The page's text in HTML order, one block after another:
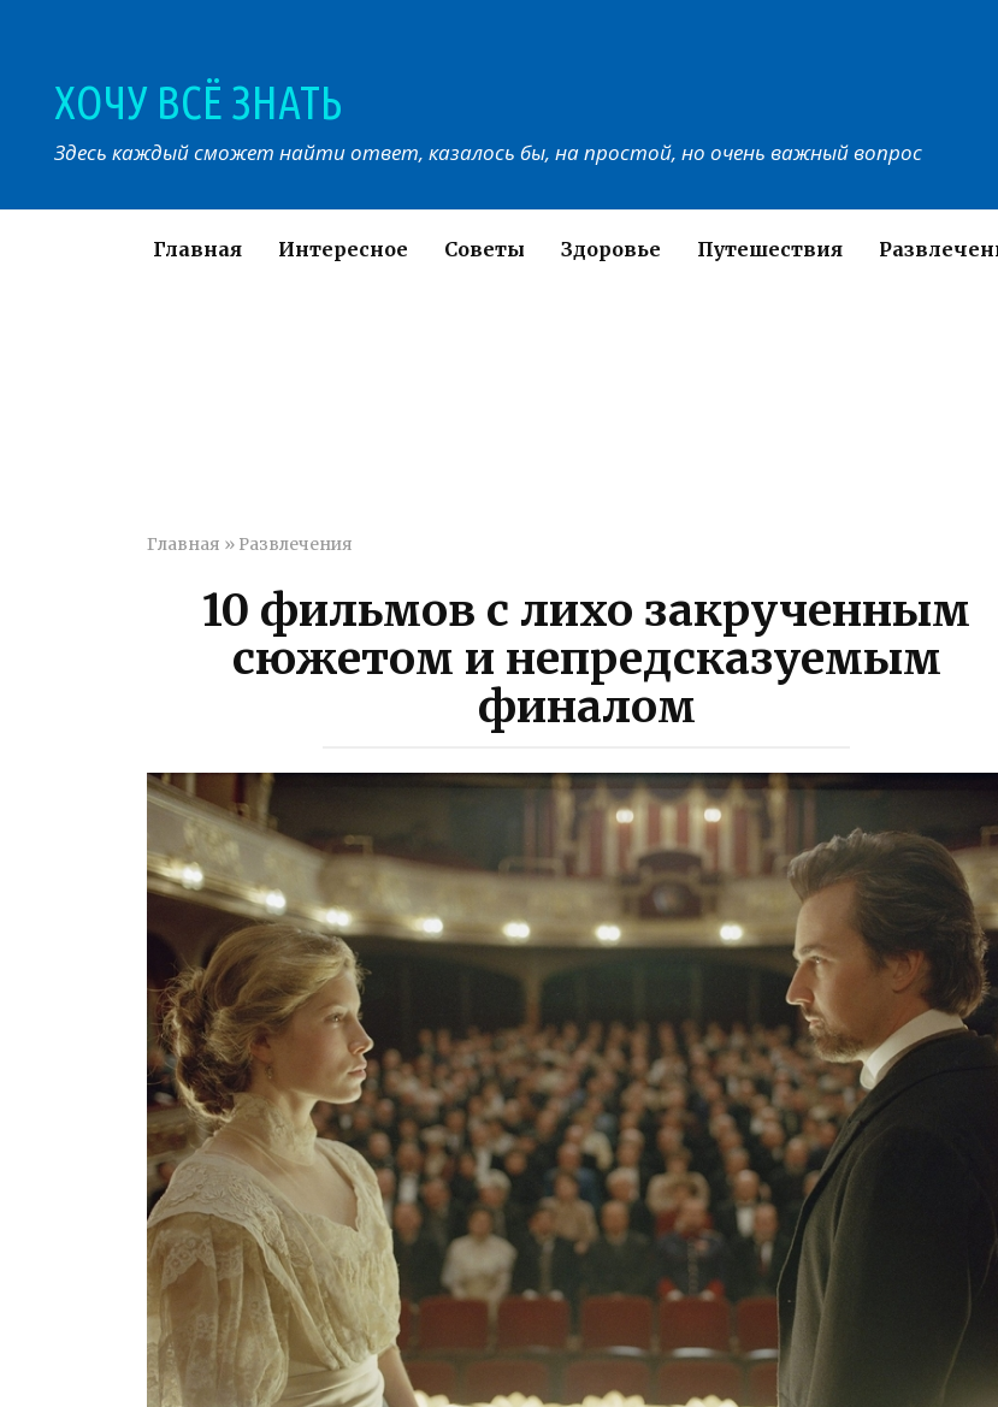
ХОЧУ ВСЁ ЗНАТЬ
Здесь каждый сможет найти ответ, казалось бы, на простой, но очень важный вопрос
Главная Интересное Советы Здоровье Путешествия
Главная » Развлечения
10 фильмов с лихо закрученным
сюжетом и непредсказуемым
финалом